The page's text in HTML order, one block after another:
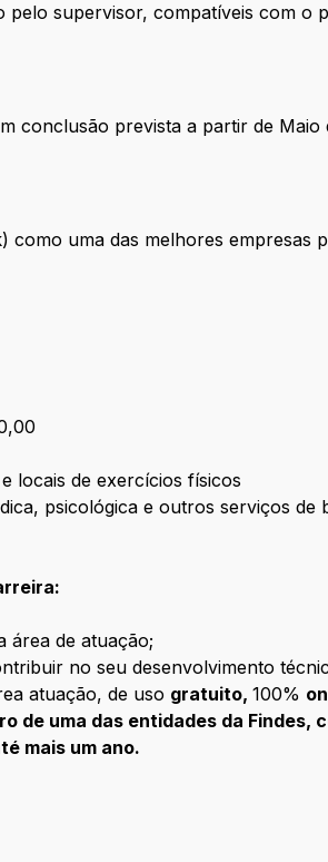
pelo supervisor, compatíveis com o
conclusão prevista a partir de Maio
como uma das melhores empresas
locais de exercícios físicos
psicológica e outros serviços de
área de atuação;
no seu desenvolvimento
atuação, de uso gratuito,100%
uma das entidades da Findes,
mais um ano.